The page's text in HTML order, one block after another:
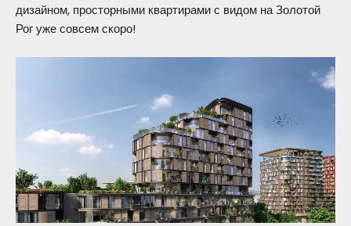
дизайном, просторными квартирами с видом на Золотой
Рог уже совсем скоро!